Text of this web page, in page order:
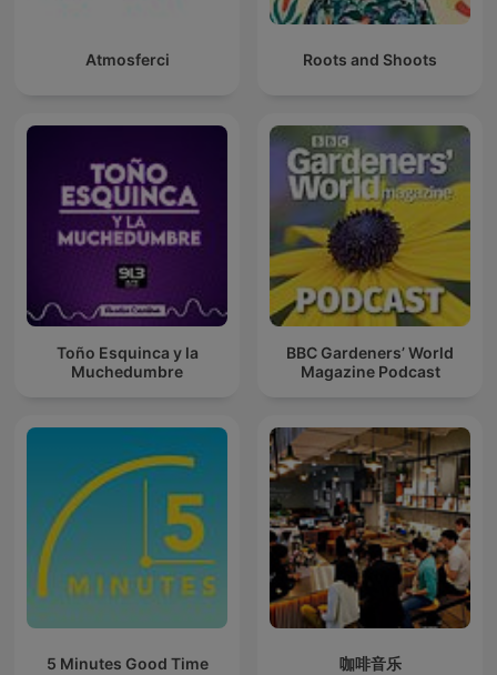
Atmosferci Roots and Shoots
Toño Esquinca y la
Muchedumbre
BBC Gardeners’ World
Magazine Podcast
5 Minutes Good Time 咖啡音乐